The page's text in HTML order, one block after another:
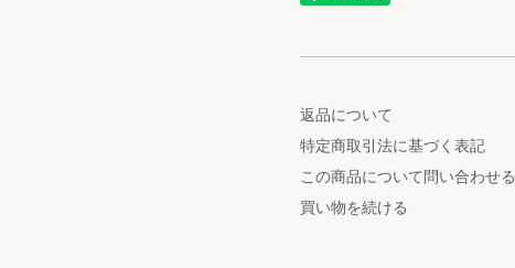
返品について
特定商取引法に基づく表記
この商品について問い合わせる
買い物を続ける